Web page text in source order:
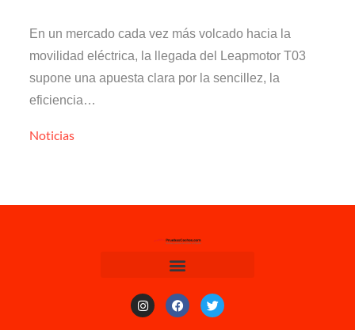
En un mercado cada vez más volcado hacia la
movilidad eléctrica, la llegada del Leapmotor T03
supone una apuesta clara por la sencillez, la
eficiencia…
Noticias